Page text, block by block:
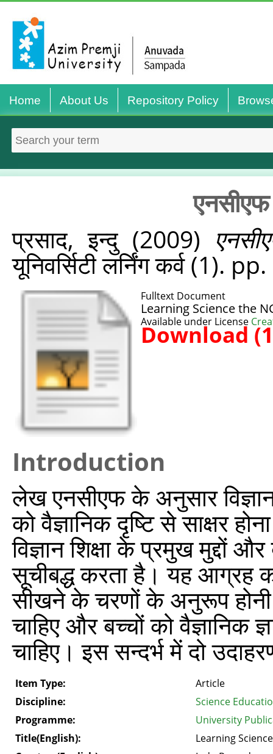
Home About Us Repository Policy
प्रसाद, इन्दु(2009)
यूनिवर्सिटी लर्निंग कर्व (1).
Fulltext Document
Learning Science the
Available under License
Download
Introduction
लेख एनसीएफ के अनुसार
को वैज्ञानिक दृष्टि से साक्षर
विज्ञान शिक्षा के प्रमुख मुद्दों
सूचीबद्ध करता है। यह आग्रह
सीखने के चरणों के अनुरूप होनी
चाहिए और बच्चों को वैज्ञानिक
चाहिए। इस सन्दर्भ में दो
Item Type:
Article
Discipline:
Science
Programme:
University
Title(English):
Learning